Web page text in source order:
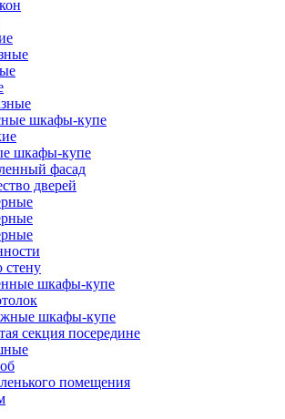
шкафы-купе
шкафы-купе
фасад
дверей
шкафы-купе
шкафы-купе
секция посередине
помещения